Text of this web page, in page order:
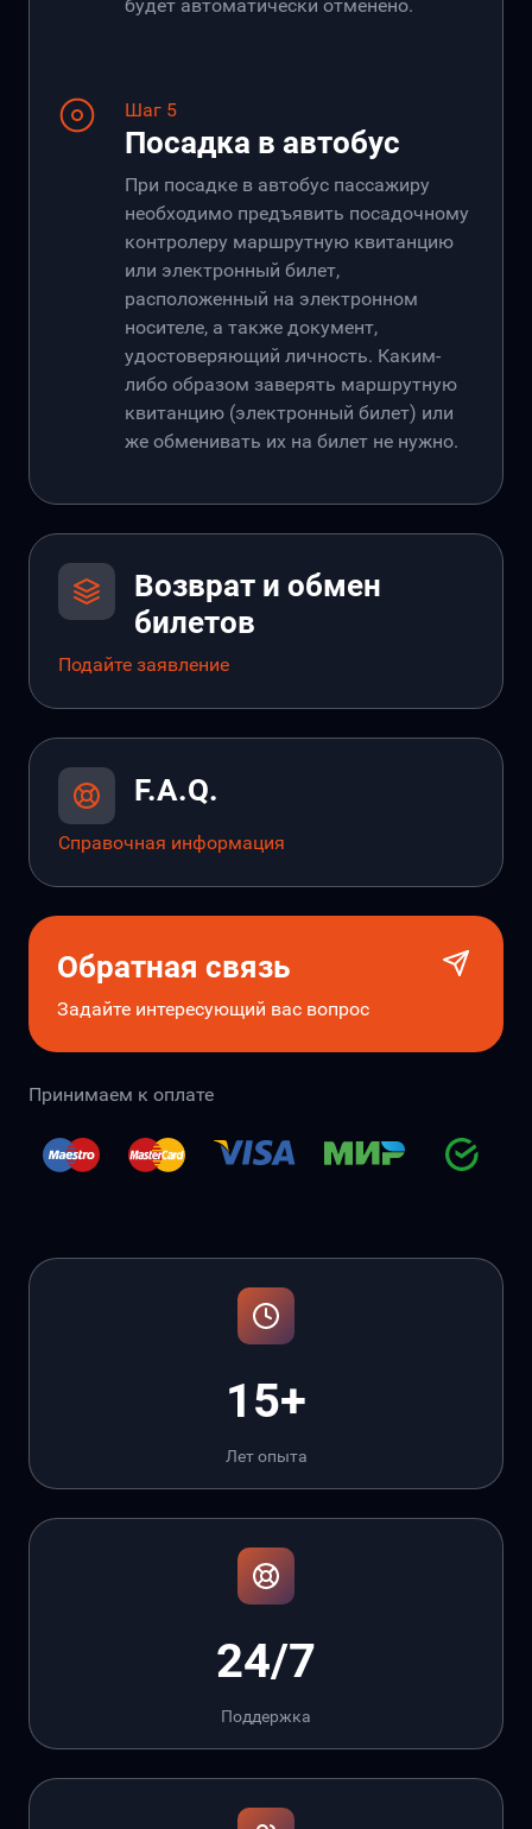
будет автоматически отменено.
Шаг 5
Посадка в автобус
При посадке в автобус пассажиру
необходимо предъявить посадочному
контролеру маршрутную квитанцию
или электронный билет,
расположенный на электронном
носителе, а также документ,
удостоверяющий личность. Каким-
либо образом заверять маршрутную
квитанцию (электронный билет) или
же обменивать их на билет не нужно.
Возврат и обмен
билетов
Подайте заявление
F.A.Q.
Справочная информация
Обратная связь
Задайте интересующий вас вопрос
Принимаем к оплате
15+
Лет опыта
24/7
Поддержка